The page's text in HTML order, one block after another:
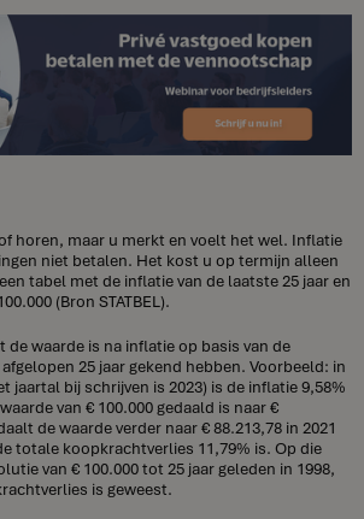
horen, maar u merkt en voelt het wel. Inflatie
niet betalen. Het kost u op termijn alleen
tabel met de inflatie van de laatste 25 jaar en
(Bron STATBEL).
de waarde is na inflatie op basis van de
25 jaar gekend hebben. Voorbeeld: in
jaartal bij schrijven is 2023) is de inflatie 9,58%
van € 100.000 gedaald is naar €
de waarde verder naar € 88.213,78 in 2021
totale koopkrachtverlies 11,79% is. Op die
van € 100.000 tot 25 jaar geleden in 1998,
is geweest.